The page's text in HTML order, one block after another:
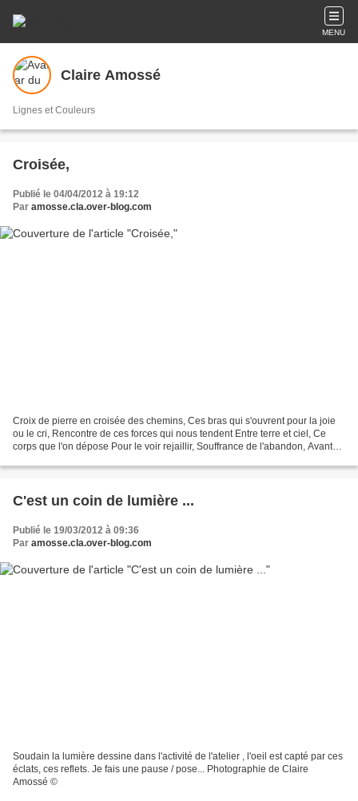
MENU
Claire Amossé
Lignes et Couleurs
Croisée,
Publié le 04/04/2012 à 19:12
Par amosse.cla.over-blog.com
Croix de pierre en croisée des chemins, Ces bras qui s'ouvrent pour la joie
ou le cri, Rencontre de ces forces qui nous tendent Entre terre et ciel, Ce
corps que l'on dépose Pour le voir rejaillir, Souffrance de l'abandon, Avant
C'est un coin de lumière ...
Publié le 19/03/2012 à 09:36
Par amosse.cla.over-blog.com
Soudain la lumière dessine dans l'activité de l'atelier , l'oeil est capté par ces
éclats, ces reflets. Je fais une pause / pose... Photographie de Claire
Amossé ©